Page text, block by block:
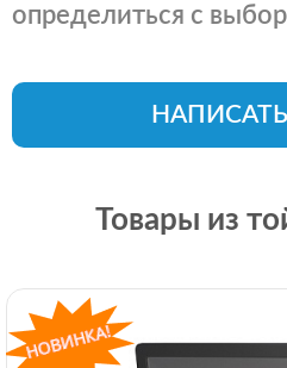
определиться с
Товары из